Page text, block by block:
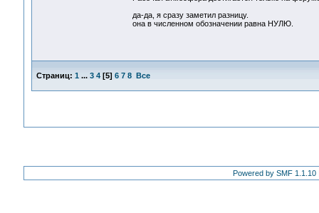
да-да, я сразу заметил разницу.
она в численном обозначении равна НУЛЮ.
Страниц: 1 ... 3 4[5] 6 7 8 Все
Powered by SMF 1.1.10